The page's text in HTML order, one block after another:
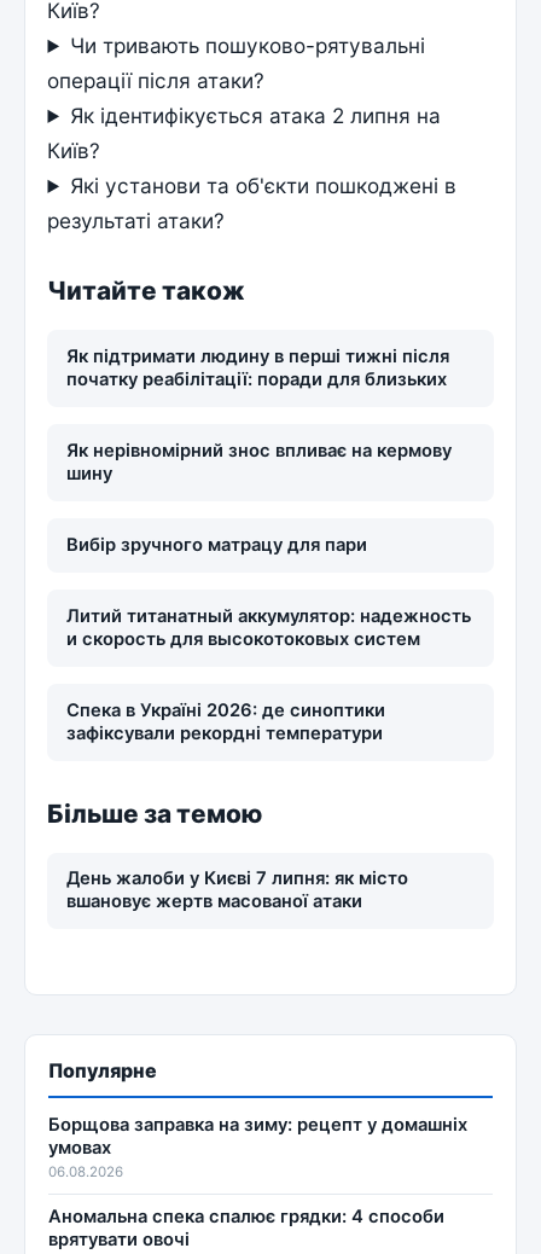
Київ?
Чи тривають пошуково-рятувальні
операції після атаки?
Як ідентифікується атака 2 липня на
Київ?
Які установи та об'єкти пошкоджені в
результаті атаки?
Читайте також
Як підтримати людину в перші тижні після
початку реабілітації: поради для близьких
Як нерівномірний знос впливає на кермову
шину
Вибір зручного матрацу для пари
Литий титанатный аккумулятор: надежность
и скорость для высокотоковых систем
Спека в Україні 2026: де синоптики
зафіксували рекордні температури
Більше за темою
День жалоби у Києві 7 липня: як місто
вшановує жертв масованої атаки
Популярне
Борщова заправка на зиму: рецепт у домашніх
умовах
06.08.2026
Аномальна спека спалює грядки: 4 способи
врятувати овочі